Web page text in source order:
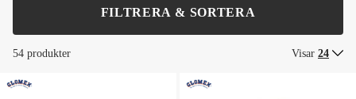
FILTRERA & SORTERA
54 produkter Visar 24